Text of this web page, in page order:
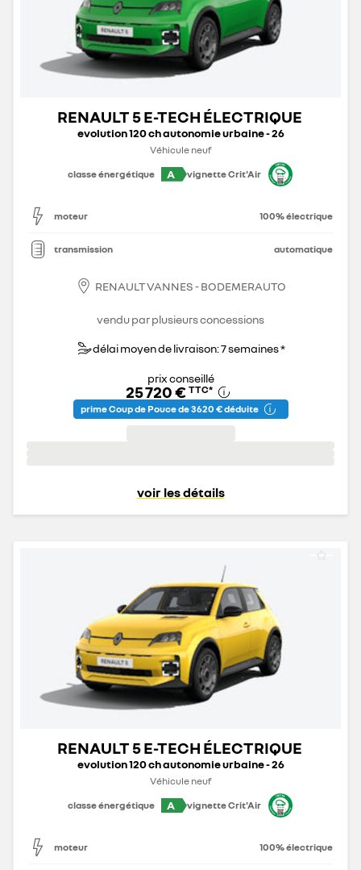
RENAULT 5 E-TECH ÉLECTRIQUE
evolution 120 ch autonomie urbaine - 26
Véhicule neuf
classe énergétique
A vignette Crit'Air
moteur 100% électrique
transmission automatique
RENAULT VANNES - BODEMERAUTO
vendu par plusieurs concessions
délai moyen de livraison: 7 semaines *
prix conseillé
25 720 € TTC*
prime Coup de Pouce de 3 620 € déduite
voir les détails
RENAULT 5 E-TECH ÉLECTRIQUE
evolution 120 ch autonomie urbaine - 26
Véhicule neuf
classe énergétique
A vignette Crit'Air
moteur 100% électrique